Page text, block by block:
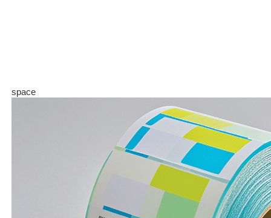
space